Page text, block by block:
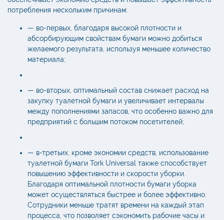
потребления нескольким причинам:
— во-первых, благодаря высокой плотности и
абсорбирующим свойствам бумаги можно добиться
желаемого результата, используя меньшее количество
материала;
— во-вторых, оптимальный состав снижает расход на
закупку туалетной бумаги и увеличивает интервалы
между пополнениями запасов, что особенно важно для
предприятий с большим потоком посетителей;
— в-третьих, кроме экономии средств, использование
туалетной бумаги Tork Universal также способствует
повышению эффективности и скорости уборки.
Благодаря оптимальной плотности бумаги уборка
может осуществляться быстрее и более эффективно.
Сотрудники меньше тратят времени на каждый этап
процесса, что позволяет сэкономить рабочие часы и